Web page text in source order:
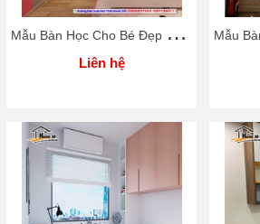
M
ẫu Bàn Học Cho Bé Đẹp Rẻ Home 3D
Liên hệ